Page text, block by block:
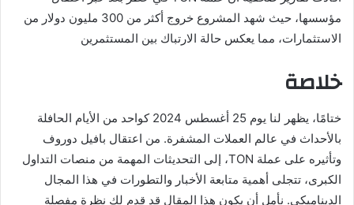
مؤسسها، حيث شهد المشروع خروج أكثر من 300 مليون دولار من
الاستثمارات، مما يعكس حالة الارتباك بين المستثمرين
خلاصة
ختامًا، يظهر لنا يوم 25 أغسطس 2024 كواحد من الأيام الحافلة
بالأحداث في عالم العملات المشفرة. من اعتقال بافيل دوروف
وتأثيره على عملة TON، إلى التحديثات المهمة من منصات التداول
الكبرى، تتجلى أهمية متابعة الأخبار والتطورات في هذا المجال
الديناميكي. نأمل أن يكون هذا المقال قد قدم لك نظرة مفصلة